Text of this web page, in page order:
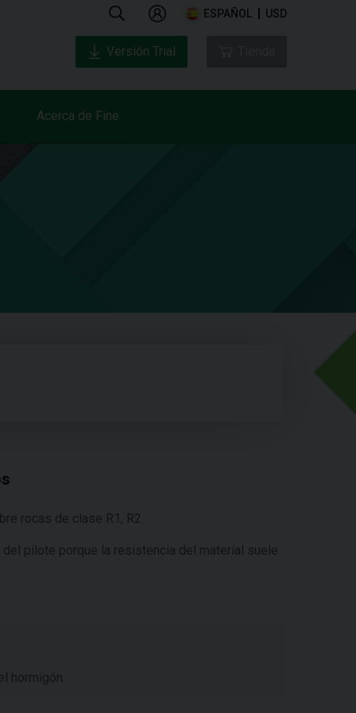
ESPAÑOL USD
Acerca de Fine
Versión Trial
rocas de clase R1, R2.
pilote porque la resistencia del material suele
hormigón.